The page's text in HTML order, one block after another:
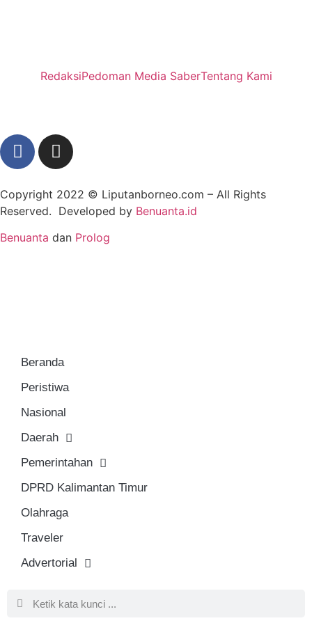
RedaksiPedoman Media SaberTentang Kami
Copyright 2022 © Liputanborneo.com – All Rights
Reserved. Developed by Benuanta.id
Benuanta dan Prolog
Beranda
Peristiwa
Nasional
Daerah
Pemerintahan
DPRD Kalimantan Timur
Olahraga
Traveler
Advertorial